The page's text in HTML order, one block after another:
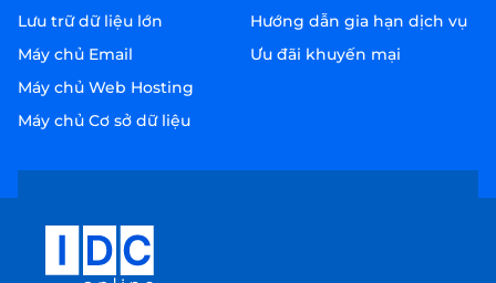
Lưu trữ dữ liệu lớn
Máy chủ Email
Máy chủ Web Hosting
Máy chủ Cơ sở dữ liệu
Hướng dẫn gia hạn dịch vụ
Ưu đãi khuyến mại